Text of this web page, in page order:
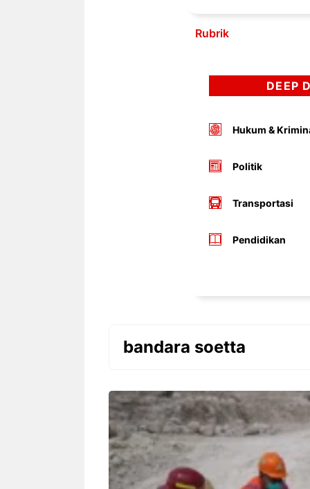
Rubrik
DEEP
Hukum &
Politik
Transportasi
Pendidikan
bandara soetta